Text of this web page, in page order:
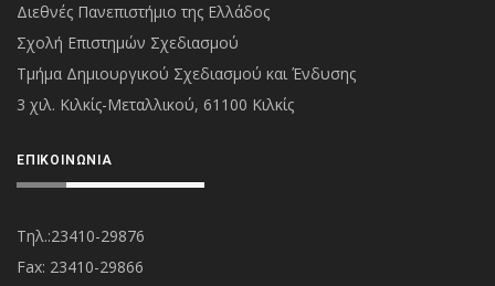
Διεθνές Πανεπιστήμιο της Ελλάδος
Σχολή Επιστημών Σχεδιασμού
Τμήμα Δημιουργικού Σχεδιασμού και Ένδυσης
3 χιλ. Κιλκίς-Μεταλλικού, 61100 Κιλκίς
ΕΠΙΚΟΙΝΩΝΊΑ
Τηλ.:23410-29876
Fax: 23410-29866